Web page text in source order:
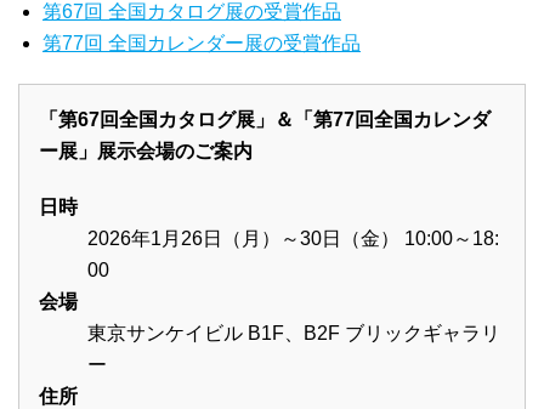
第67回 全国カタログ展の受賞作品
第77回 全国カレンダー展の受賞作品
「第67回全国カタログ展」＆「第77回全国カレンダ
ー展」展示会場のご案内
日時
2026年1月26日（月）～30日（金） 10:00～18:
00
会場
東京サンケイビル B1F、B2F ブリックギャラリ
ー
住所